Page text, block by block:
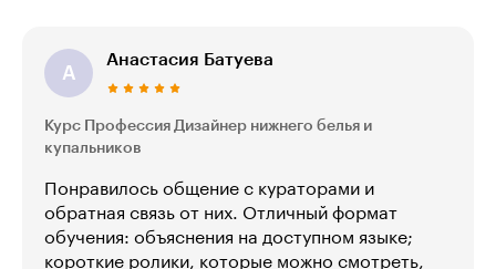
А
Анастасия Батуева
Курс Профессия Дизайнер нижнего белья и
купальников
Понравилось общение с кураторами и
обратная связь от них. Отличный формат
обучения: объяснения на доступном языке;
короткие ролики, которые можно смотреть,